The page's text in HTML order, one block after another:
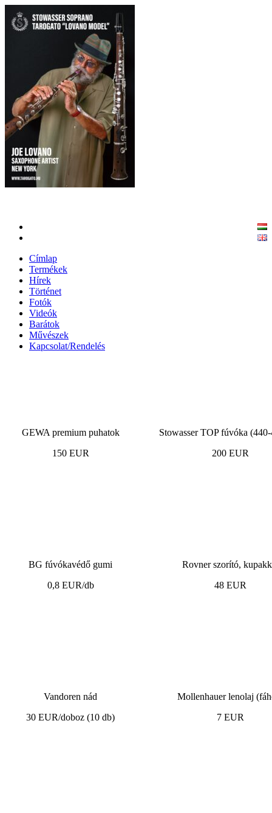
Címlap
Termékek
Hírek
Történet
Fotók
Videók
Barátok
Művészek
Kapcsolat/Rendelés
GEWA premium puhatok
150 EUR
Stowasser TOP fúvóka
200 EUR
BG fúvókavédő gumi
0,8 EUR/db
Rovner szorító,
48 EUR
Vandoren nád
30 EUR/doboz (10 db)
Mollenhauer lenolaj
7 EUR